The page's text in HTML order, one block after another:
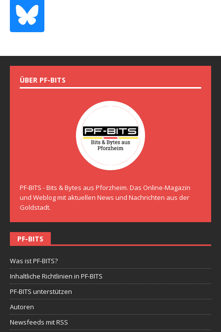
ÜBER PF-BITS
PF-BITS - Bits & Bytes aus Pforzheim. Das Online-Magazin
und Weblog mit aktuellen News und Nachrichten aus der
Goldstadt.
PF-BITS
Was ist PF-BITS?
Inhaltliche Richtlinien in PF-BITS
PF-BITS unterstützen
Autoren
Newsfeeds mit RSS